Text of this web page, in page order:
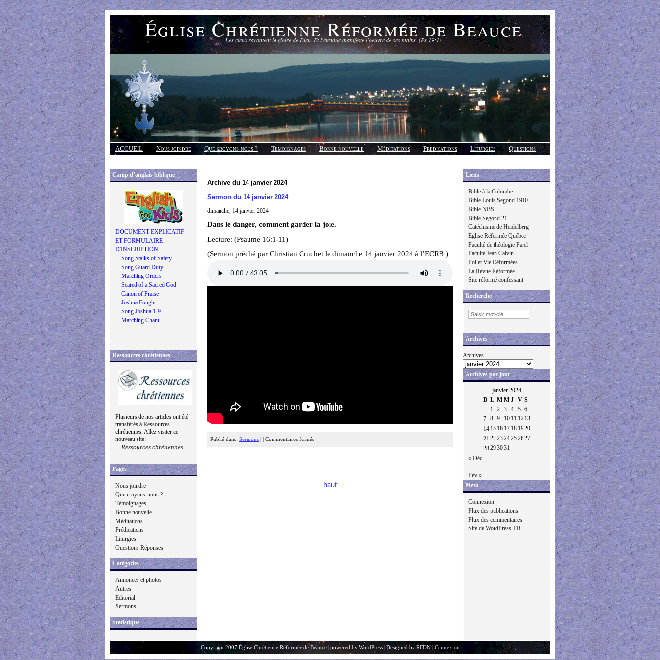
Église Chrétienne Réformée de Beauce
Les cieux racontent la gloire de Dieu. Et l'étendue manifeste l'oeuvre de ses mains. (Ps.19:1)
ACCUEIL Nous joindre Que croyons-nous ? Témoignages Bonne nouvelle Méditations Prédications Liturgies
Questions
Réponses
Camp d’anglais biblique
DOCUMENT EXPLICATIF
ET FORMULAIRE
D'INSCRIPTION
Song Stalks of Safety
Song Guard Duty
Marching Orders
Scared of a Sacred God
Canon of Praise
Joshua Fought
Song Joshua 1-9
Marching Chant
Ressources chrétiennes
Plusieurs de nos articles ont été
transférés à Ressources
chrétiennes. Allez visiter ce
nouveau site:
Ressources chrétiennes
Pages
Nous joindre
Que croyons-nous ?
Témoignages
Bonne nouvelle
Méditations
Prédications
Liturgies
Questions Réponses
Catégories
Annonces et photos
Autres
Éditorial
Sermons
Statistique
Archive du 14 janvier 2024
Sermon du 14 janvier 2024
dimanche, 14 janvier 2024
Dans le danger, comment garder la joie.
Lecture: (Psaume 16:1-11)
(Sermon prêché par Christian Cruchet le dimanche 14 janvier 2024 à l’ECRB )
Publié dans: Sermons Commentaires fermés
haut
Liens
Bible à la Colombe
Bible Louis Segond 1910
Bible NBS
Bible Segond 21
Catéchisme de Heidelberg
Église Réformée Québec
Faculté de théologie Farel
Faculté Jean Calvin
Foi et Vie Réformées
La Revue Réformée
Site réformé confessant
Recherche
Archives
Archives
Archives par jour
janvier 2024
D L M M J V S
1
2 3 4 5
6
7
8 9 10 11 12 13
14 15 16 17 18 1920
21 222324252627
28293031
« Déc
Fév »
Méta
Connexion
Flux des publications
Flux des commentaires
Site de WordPress-FR
Copyright 2007 Église Chrétienne Réformée de Beauce | powered by WordPress| Designed byRFDN|Connexion